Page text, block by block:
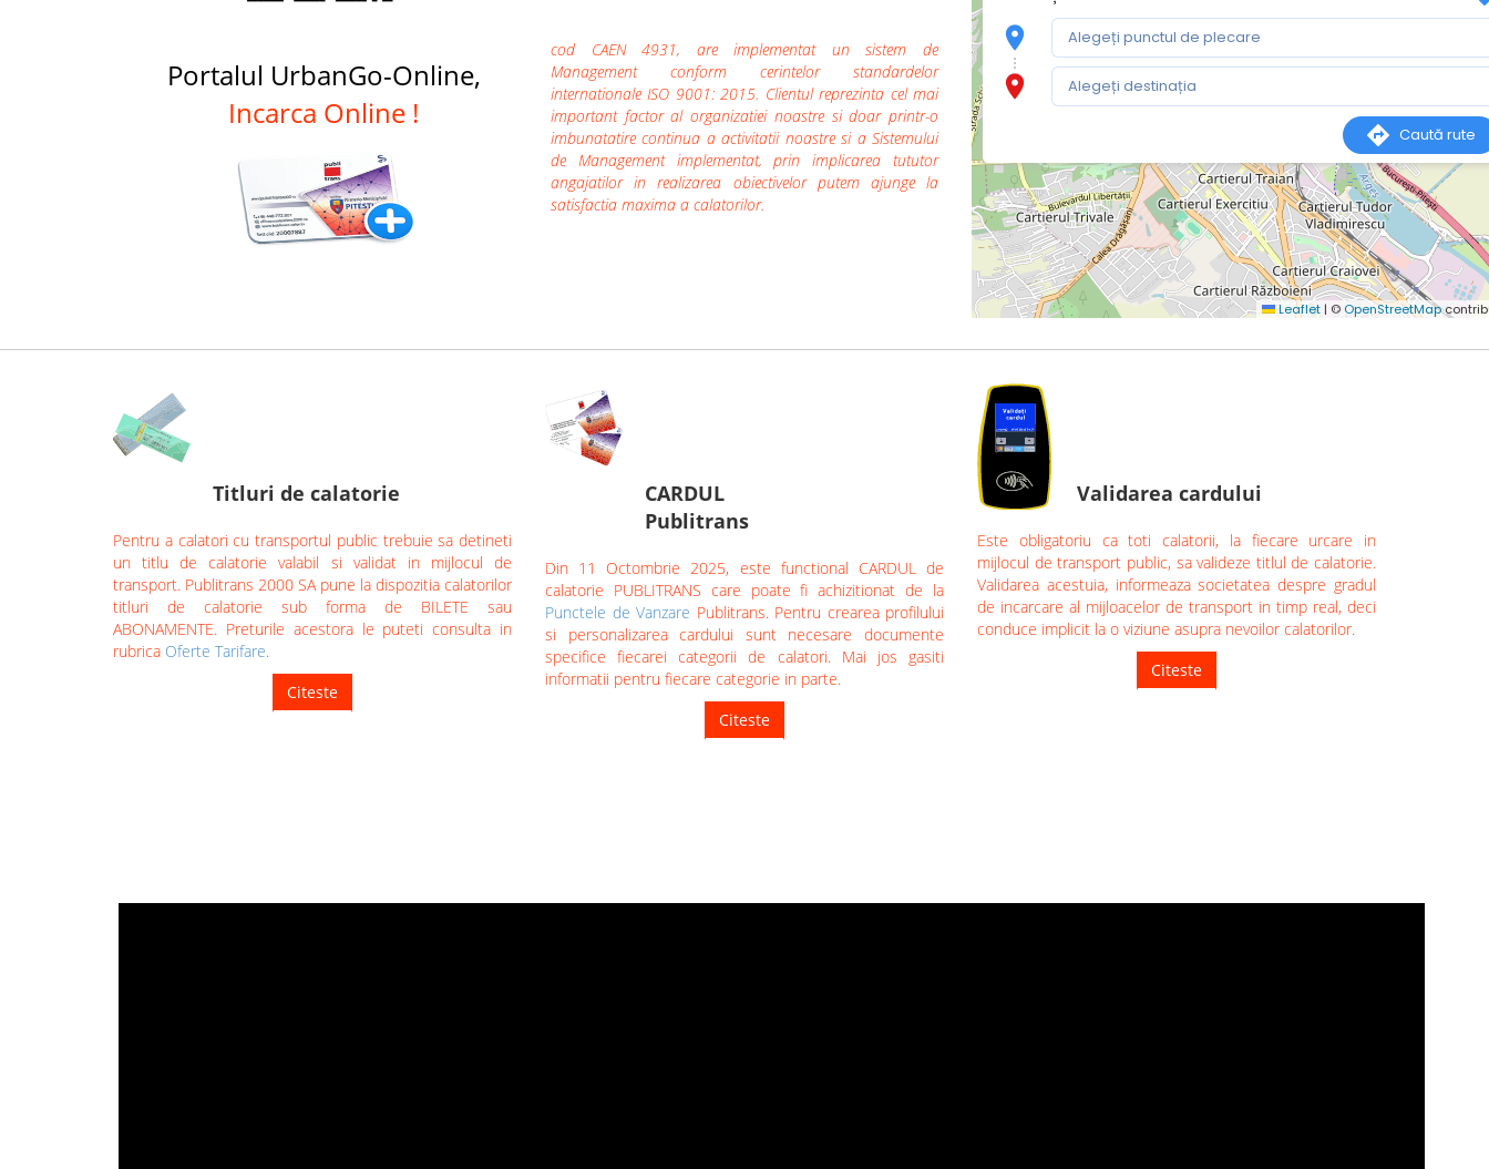
Portalul UrbanGo-Online,
Incarca Online !
cod CAEN 4931, are implementat un sistem de
Management conform cerintelor standardelor
internationale ISO 9001: 2015. Clientul reprezinta cel mai
important factor al organizatiei noastre si doar printr-o
imbunatatire continua a activitatii noastre si a Sistemului
de Management implementat, prin implicarea tututor
angajatilor in realizarea obiectivelor putem ajunge la
satisfactia maxima a calatorilor.
Titluri de calatorie
Pentru a calatori cu transportul public trebuie sa detineti
un titlu de calatorie valabil si validat in mijlocul de
transport. Publitrans 2000 SA pune la dispozitia calatorilor
titluri de calatorie sub forma de BILETE sau
ABONAMENTE. Preturile acestora le puteti consulta in
rubrica Oferte Tarifare.
Citeste
CARDUL
Publitrans
Din 11 Octombrie 2025, este functional CARDUL de
calatorie PUBLITRANS care poate fi achizitionat de la
Punctele de Vanzare Publitrans. Pentru crearea profilului
si personalizarea cardului sunt necesare documente
specifice fiecarei categorii de calatori. Mai jos gasiti
informatii pentru fiecare categorie in parte.
Citeste
Validarea cardului
Este obligatoriu ca toti calatorii, la fiecare urcare in
mijlocul de transport public, sa valideze titlul de calatorie.
Validarea acestuia, informeaza societatea despre gradul
de incarcare al mijloacelor de transport in timp real, deci
conduce implicit la o viziune asupra nevoilor calatorilor.
Citeste